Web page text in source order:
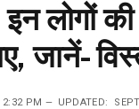
लोगों
जानें-
2:32 PM UPDATED: